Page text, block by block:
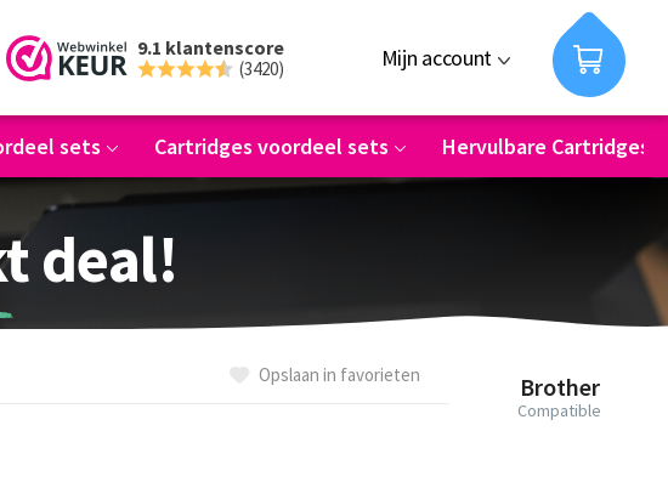
9.1 klantenscore
(3420) Mijn account
sets Cartridges voordeel sets Hervulbare Cartridges
deal!
Opslaan in favorieten Brother
Compatible